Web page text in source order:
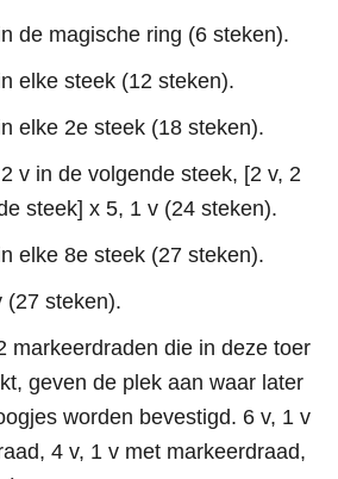
de magische ring (6 steken).
elke steek (12 steken).
elke 2e steek (18 steken).
v in de volgende steek, [2 v, 2
steek] x 5, 1 v (24 steken).
elke 8e steek (27 steken).
(27 steken).
markeerdraden die in deze toer
geven de plek aan waar later
worden bevestigd. 6 v, 1 v
4 v, 1 v met markeerdraad,